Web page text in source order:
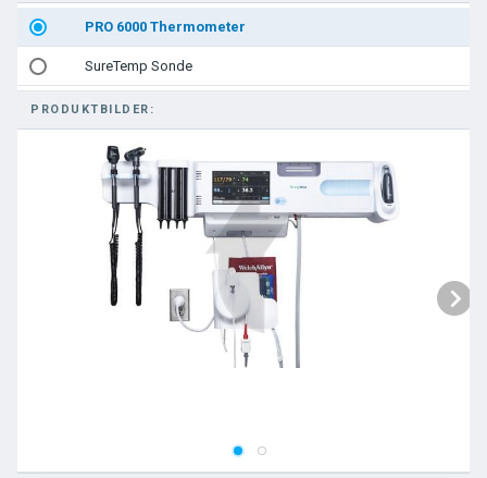
PRO 6000 Thermometer
SureTemp Sonde
PRODUKTBILDER: